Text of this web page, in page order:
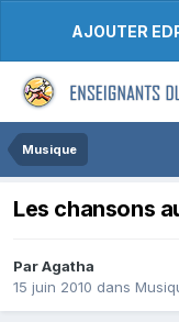
AJOUTER
Musique
Les chansons
Par Agatha
15 juin 2010 dans